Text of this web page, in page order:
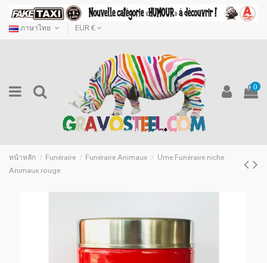
ภาษาไทย EUR €
0
หน้าหลัก Funéraire Funéraire Animaux
Urne Funéraire niche
Animaux rouge